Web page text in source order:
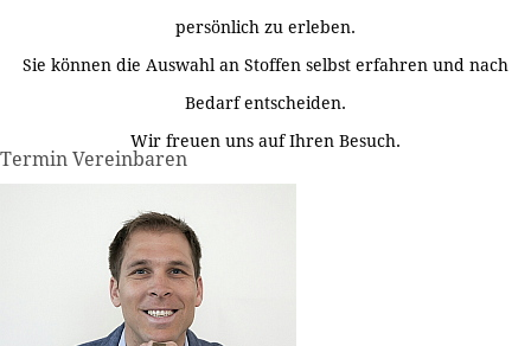
persönlich zu erleben.
Sie können die Auswahl an Stoffen selbst erfahren und nach
Bedarf entscheiden.
Wir freuen uns auf Ihren Besuch.
Termin Vereinbaren